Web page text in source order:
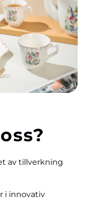
av tillverkning
i innovativ